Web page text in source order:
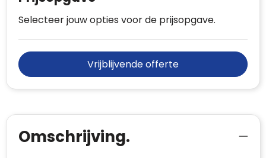
Selecteer jouw opties voor de prijsopgave.
Vrijblijvende offerte
Omschrijving.